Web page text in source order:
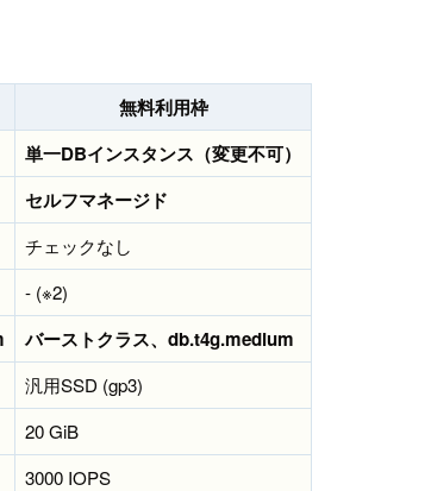
無料利用枠
単一DBインスタンス（変更不可）
セルフマネージド
チェックなし
- (※2)
バーストクラス、db.t4g.medium
汎用SSD (gp3)
20 GiB
3000 IOPS